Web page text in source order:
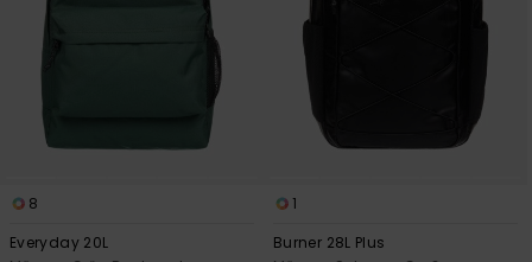
8
Everyday 20L
1
Burner 28L Plus